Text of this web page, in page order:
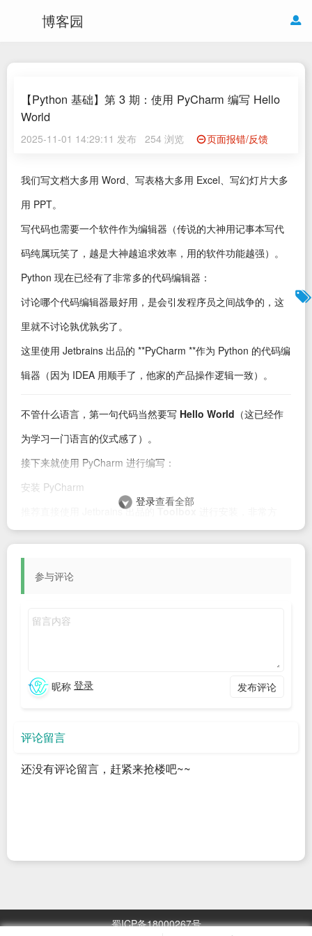
博客园
【Python 基础】第 3 期：使用 PyCharm 编写 Hello
World
2025-11-01 14:29:11 发布 254 浏览 页面报错/反馈
我们写文档大多用 Word、写表格大多用 Excel、写幻灯片大多
用 PPT。
写代码也需要一个软件作为编辑器（传说的大神用记事本写代
码纯属玩笑了，越是大神越追求效率，用的软件功能越强）。
Python 现在已经有了非常多的代码编辑器：
讨论哪个代码编辑器最好用，是会引发程序员之间战争的，这
里就不讨论孰优孰劣了。
这里使用 Jetbrains 出品的 **PyCharm **作为 Python 的代码编
辑器（因为 IDEA 用顺手了，他家的产品操作逻辑一致）。
不管什么语言，第一句代码当然要写 Hello World （这已经作
为学习一门语言的仪式感了）。
接下来就使用 PyCharm 进行编写：
安装 PyCharm
推荐直接使用 Jetbrains 出品的
这里我已经安装过了，没有安装的话找到 PyCharm 点击【安
装】即可一键安装
在【位置】处选择自己指定的 Python 项目文件夹
【Python 版本】会根据前面安装 Python 时自动配置的环境变
方库等等
登录查看全部
参与评论
昵称 登录 发布评论
评论留言
还没有评论留言，赶紧来抢楼吧~~
蜀ICP备18000267号